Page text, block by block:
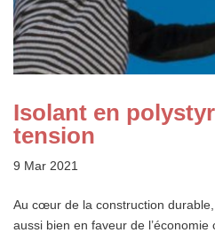
Isolant en
tension
9 Mar 2021
Au cœur de la construction
aussi bien en faveur de